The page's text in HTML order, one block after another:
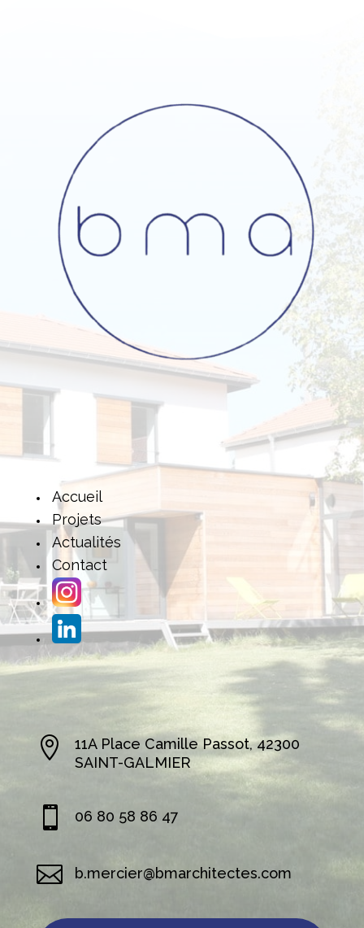
Accueil
Projets
Actualités
Contact

11A Place Camille Passot, 42300
SAINT-GALMIER
 06 80 58 86 47
 b.mercier@bmarchitectes.com